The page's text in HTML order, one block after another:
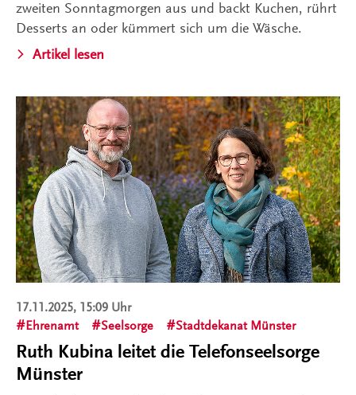
zweiten Sonntagmorgen aus und backt Kuchen, rührt
Desserts an oder kümmert sich um die Wäsche.
Artikel lesen
17.11.2025, 15:09 Uhr
Ehrenamt
Seelsorge Stadtdekanat Münster
Ruth Kubina leitet die Telefonseelsorge
Münster